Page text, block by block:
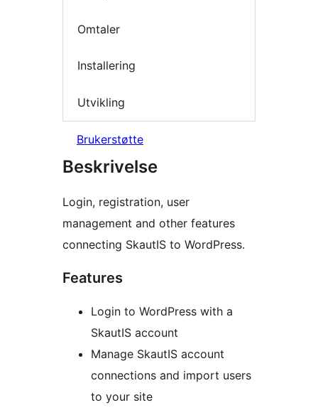
Omtaler
Installering
Utvikling
Brukerstøtte
Beskrivelse
Login, registration, user
management and other features
connecting SkautIS to WordPress.
Features
Login to WordPress with a
SkautIS account
Manage SkautIS account
connections and import users
to your site